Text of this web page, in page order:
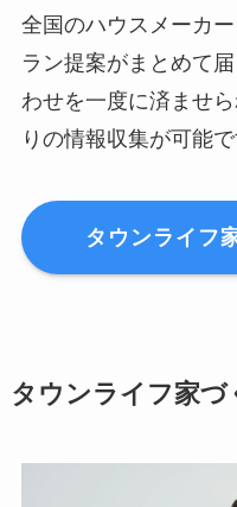
全国のハウスメーカ
ラン提案がまとめて
わせを一度に済ませ
りの情報収集が可能で
タウンライフ
タウンライフ家づ